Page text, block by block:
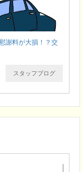
謝料が大損！？交
スタッフブログ